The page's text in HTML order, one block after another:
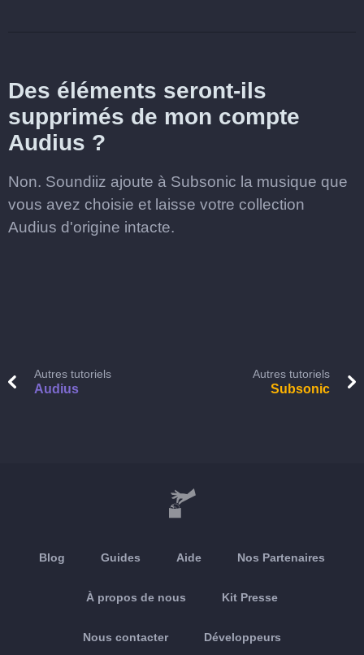
Des éléments seront-ils
supprimés de mon compte
Audius ?
Non. Soundiiz ajoute à Subsonic la musique que
vous avez choisie et laisse votre collection
Audius d'origine intacte.
Autres tutoriels
Audius
Autres tutoriels
Subsonic
Blog Guides Aide Nos Partenaires
À propos de nous Kit Presse
Nous contacter Développeurs